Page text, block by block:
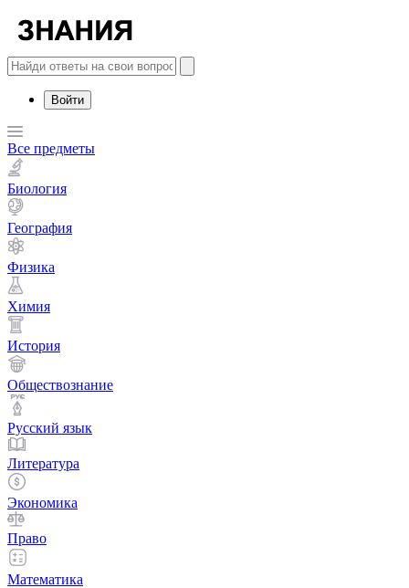
Войти
Все предметы
Биология
География
Физика
Химия
История
Обществознание
Русский язык
Литература
Экономика
Право
Математика